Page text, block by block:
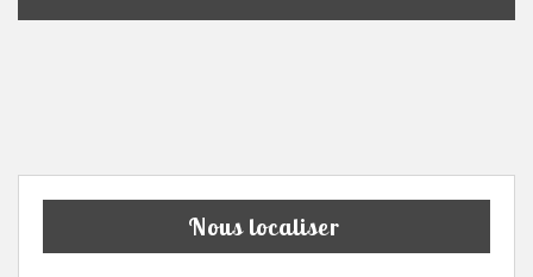
Nous localiser